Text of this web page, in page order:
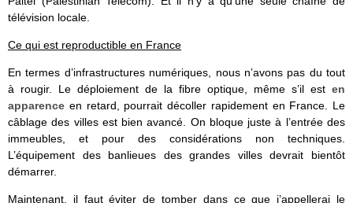
télévision locale.
Ce qui est reproductible en France
En termes d’infrastructures numériques, nous n’avons pas du tout
à rougir. Le déploiement de la fibre optique, même s’il est en
apparence en retard, pourrait décoller rapidement en France. Le
câblage des villes est bien avancé. On bloque juste à l’entrée des
immeubles, et pour des considérations non techniques.
L’équipement des banlieues des grandes villes devrait bientôt
démarrer.
Maintenant, il faut éviter de tomber dans ce que j’appellerai le